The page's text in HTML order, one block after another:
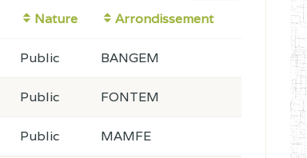
Nature Arrondissement
Public BANGEM
Public FONTEM
Public MAMFE